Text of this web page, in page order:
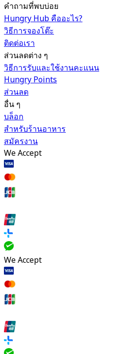
คำถามที่พบบ่อย
Hungry Hub คืออะไร?
วิธีการจองโต๊ะ
ติดต่อเรา
ส่วนลดต่าง ๆ
วิธีการรับและใช้งานคะแนน
Hungry Points
ส่วนลด
อื่น ๆ
บล็อก
สำหรับร้านอาหาร
สมัครงาน
We Accept
We Accept